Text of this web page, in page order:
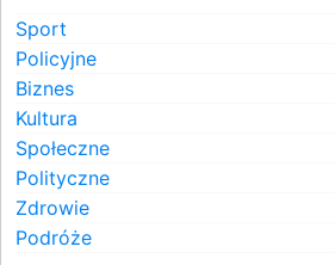
Sport
Policyjne
Biznes
Kultura
Społeczne
Polityczne
Zdrowie
Podróże